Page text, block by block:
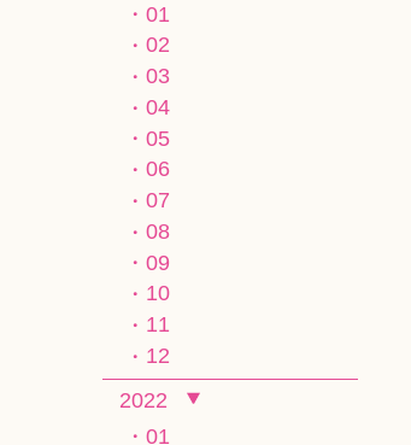
01
02
03
04
05
06
07
08
09
10
11
12
2022
01